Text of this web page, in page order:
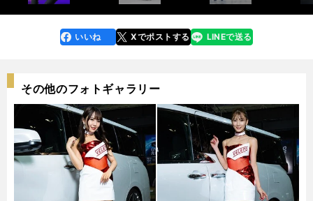
faceboo
k
いいね Xでポストする
line LINEで送る
その他のフォトギャラリー